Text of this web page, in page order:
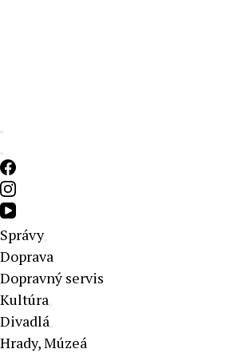
Správy
Doprava
Dopravný servis
Kultúra
Divadlá
Hrady, Múzeá